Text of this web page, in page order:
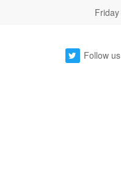
Friday
Follow us